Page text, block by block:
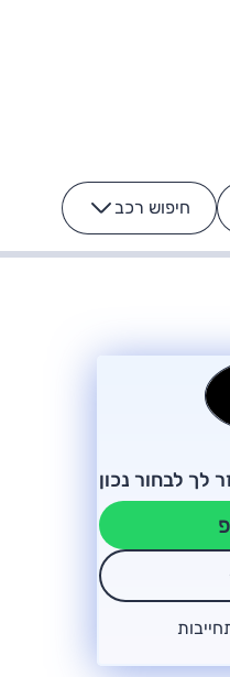
חיפוש רכב
לא מתקלקל. המסך
לך לבחור נכון